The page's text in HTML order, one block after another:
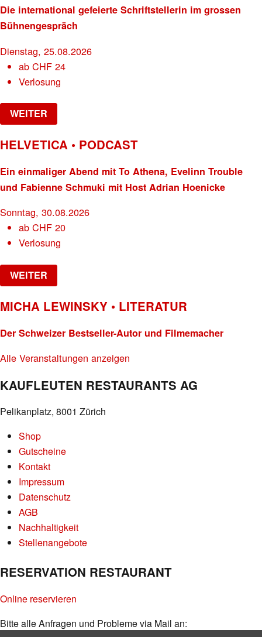
Die international gefeierte Schriftstellerin im grossen
Bühnengespräch
Dienstag, 25.08.2026
abCHF 24
Verlosung
WEITER
HELVETICA • PODCAST
Ein einmaliger Abend mit To Athena, Evelinn Trouble
und Fabienne Schmuki mit Host Adrian Hoenicke
Sonntag, 30.08.2026
abCHF 20
Verlosung
WEITER
MICHA LEWINSKY • LITERATUR
Der Schweizer Bestseller-Autor und Filmemacher
Alle Veranstaltungen anzeigen
KAUFLEUTEN RESTAURANTS AG
Pelikanplatz, 8001 Zürich
Shop
Gutscheine
Kontakt
Impressum
Datenschutz
AGB
Nachhaltigkeit
Stellenangebote
RESERVATION RESTAURANT
Online reservieren
Bitte alle Anfragen und Probleme via Mail an: